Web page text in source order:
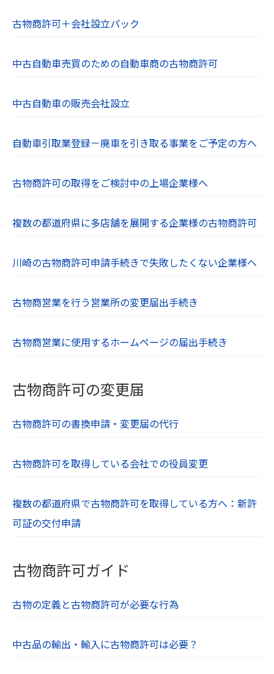
古物商許可＋会社設立パック
中古自動車売買のための自動車商の古物商許可
中古自動車の販売会社設立
自動車引取業登録－廃車を引き取る事業をご予定の方へ
古物商許可の取得をご検討中の上場企業様へ
複数の都道府県に多店舗を展開する企業様の古物商許可
川崎の古物商許可申請手続きで失敗したくない企業様へ
古物商営業を行う営業所の変更届出手続き
古物商営業に使用するホームページの届出手続き
古物商許可の変更届
古物商許可の書換申請・変更届の代行
古物商許可を取得している会社での役員変更
複数の都道府県で古物商許可を取得している方へ：新許
可証の交付申請
古物商許可ガイド
古物の定義と古物商許可が必要な行為
中古品の輸出・輸入に古物商許可は必要？